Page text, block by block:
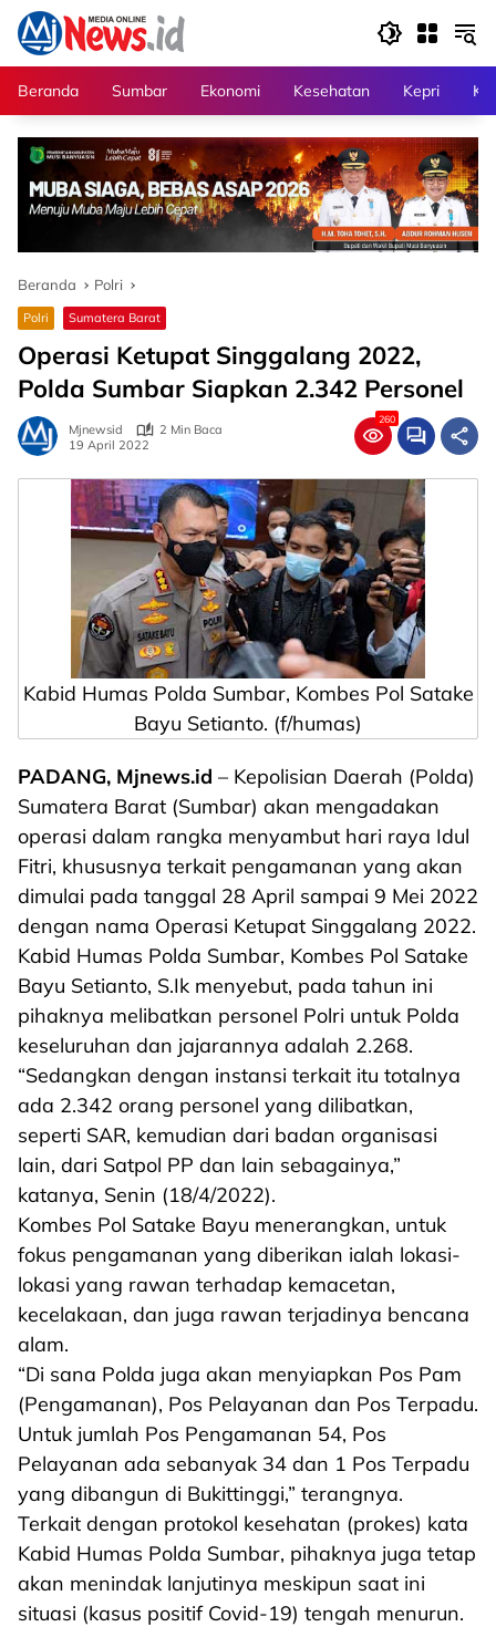
Langsung
konten
Beranda
Sumbar Ekonomi Kesehatan Kepri
Beranda Polri
Polri Sumatera Barat
Operasi Ketupat Singgalang 2022,
Polda Sumbar Siapkan 2.342 Personel
Mjnewsid
2 Min Baca
19 April 2022
260
Kabid Humas Polda Sumbar, Kombes Pol Satake
Bayu Setianto. (f/humas)
PADANG, Mjnews.id – Kepolisian Daerah (Polda)
Sumatera Barat (Sumbar) akan mengadakan
operasi dalam rangka menyambut hari raya Idul
Fitri, khususnya terkait pengamanan yang akan
dimulai pada tanggal 28 April sampai 9 Mei 2022
dengan nama Operasi Ketupat Singgalang 2022.
Kabid Humas Polda Sumbar, Kombes Pol Satake
Bayu Setianto, S.Ik menyebut, pada tahun ini
pihaknya melibatkan personel Polri untuk Polda
keseluruhan dan jajarannya adalah 2.268.
“Sedangkan dengan instansi terkait itu totalnya
ada 2.342 orang personel yang dilibatkan,
seperti SAR, kemudian dari badan organisasi
lain, dari Satpol PP dan lain sebagainya,”
katanya, Senin (18/4/2022).
Kombes Pol Satake Bayu menerangkan, untuk
fokus pengamanan yang diberikan ialah lokasi-
lokasi yang rawan terhadap kemacetan,
kecelakaan, dan juga rawan terjadinya bencana
alam.
“Di sana Polda juga akan menyiapkan Pos Pam
(Pengamanan), Pos Pelayanan dan Pos Terpadu.
Untuk jumlah Pos Pengamanan 54, Pos
Pelayanan ada sebanyak 34 dan 1 Pos Terpadu
yang dibangun di Bukittinggi,” terangnya.
Terkait dengan protokol kesehatan (prokes) kata
Kabid Humas Polda Sumbar, pihaknya juga tetap
akan menindak lanjutinya meskipun saat ini
situasi (kasus positif Covid-19) tengah menurun.